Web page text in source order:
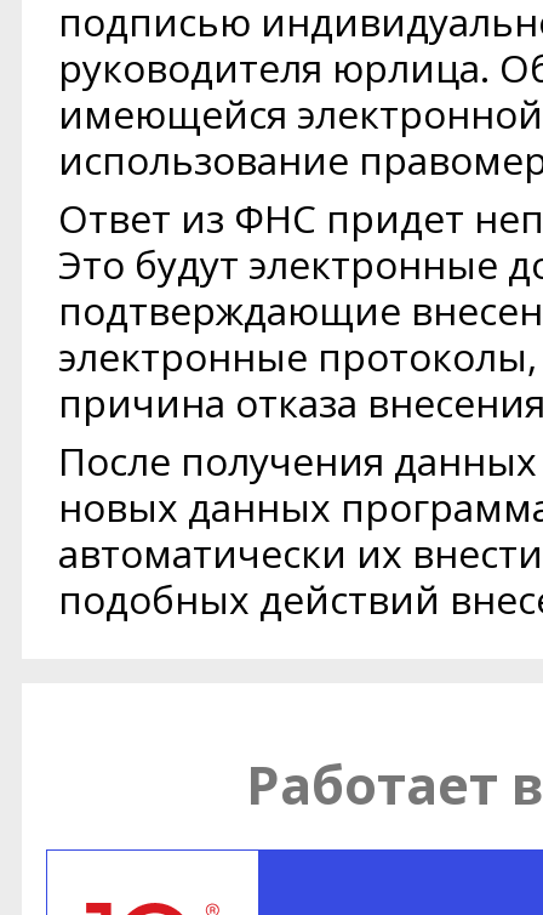
подписью
руководителя юрлица.
имеющейся
использование
Ответ из ФНС придет
Это будут электронные
подтверждающие
электронные
причина отказа
После получения
новых данных
автоматически их
подобных действий
Работает